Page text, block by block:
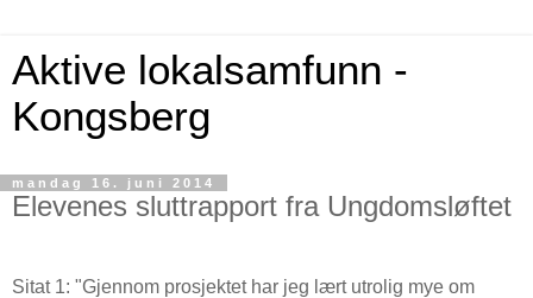
Aktive lokalsamfunn -
Kongsberg
mandag 16. juni 2014
Elevenes sluttrapport fra Ungdomsløftet
Sitat 1: "Gjennom prosjektet har jeg lært utrolig mye om